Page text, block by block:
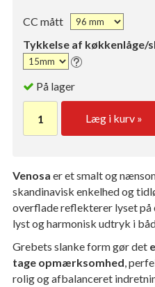
CC mått
Tykkelse af køkkenlåge/
På lager
Læg i kurv »
Venosa er et smalt og
skandinavisk enkelhed og
overflade reflekterer lyset på
lyst og harmonisk udtryk i
Grebets slanke form gør det
tage opmærksomhed,
rolig og afbalanceret